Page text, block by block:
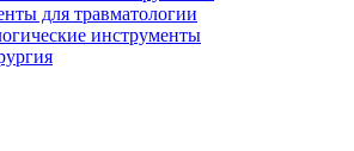
для травматологии
инструменты